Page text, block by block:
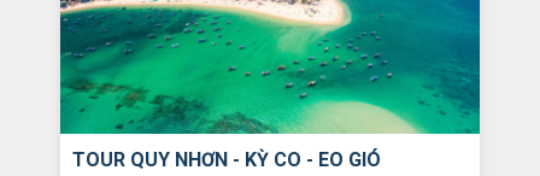
TOUR QUY NHƠN - KỲ CO - EO GIÓ